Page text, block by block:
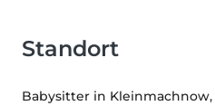
Standort
Babysitter in Kleinmachnow